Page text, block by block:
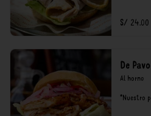
S/ 24.00
De Pavo
Al horno
*Nuestro